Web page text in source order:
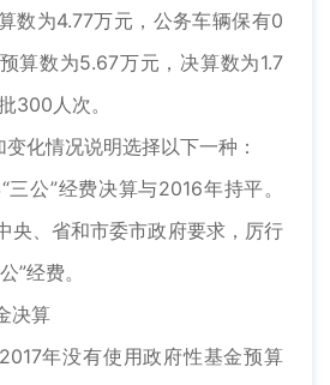
数为4.77万元，公务车辆保有0
算数为5.67万元，决算数为1.7
300人次。
变化情况说明选择以下一种：
三公”经费决算与2016年持平。
央、省和市委市政府要求，厉行
”经费。
决算
年没有使用政府性基金预算